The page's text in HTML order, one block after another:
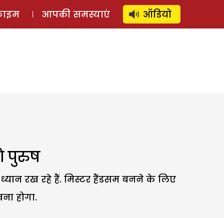
लॉग इन ⚲ SUBSCRIBE
आपकी समस्याएं ऑडियो
पुरुष
रख रहे हैं. मिस्टर हैंडसम बनने के लिए
होगा.